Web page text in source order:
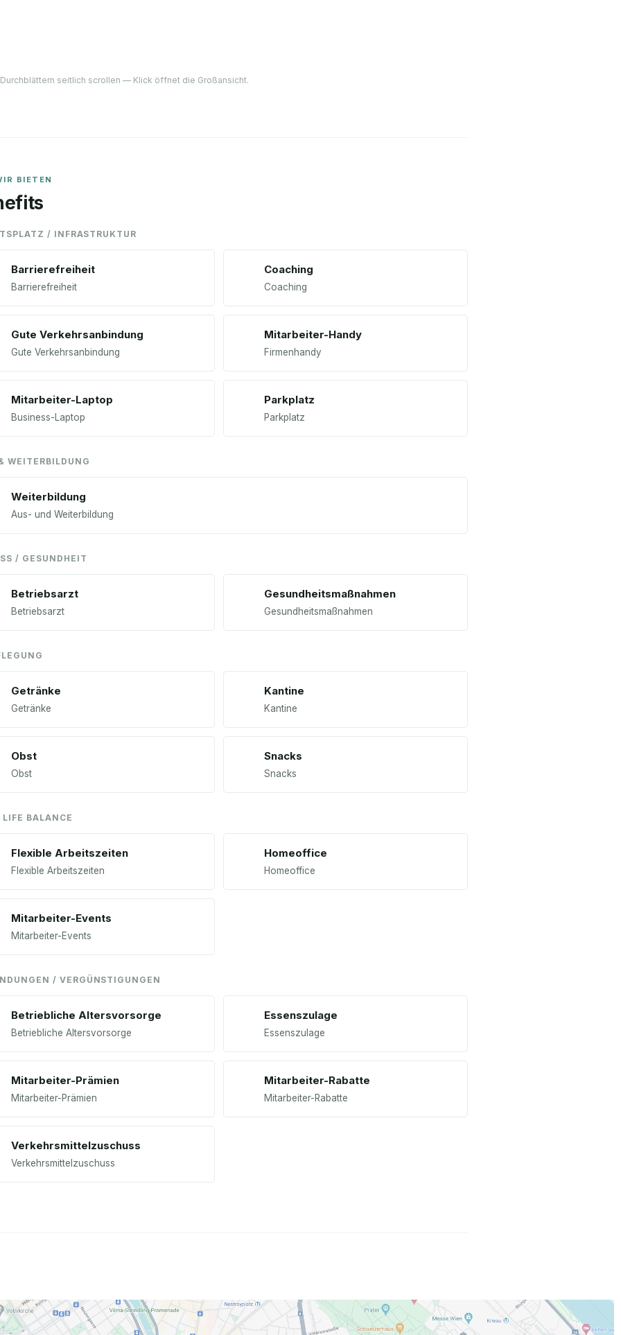
seitlich scrollen — Klick öffnet die Großansicht.
BIETEN
/ INFRASTRUKTUR
Barrierefreiheit
Barrierefreiheit
Coaching
Coaching
Gute Verkehrsanbindung
Gute Verkehrsanbindung
Mitarbeiter-Handy
Firmenhandy
Mitarbeiter-Laptop
Business-Laptop
Parkplatz
Parkplatz
WEITERBILDUNG
Weiterbildung
Aus- und Weiterbildung
/ GESUNDHEIT
Betriebsarzt
Betriebsarzt
Gesundheitsmaßnahmen
Gesundheitsmaßnahmen
Getränke
Getränke
Kantine
Kantine
Obst
Obst
Snacks
Snacks
LIFE BALANCE
Flexible Arbeitszeiten
Flexible Arbeitszeiten
Homeoffice
Homeoffice
Mitarbeiter-Events
Mitarbeiter-Events
/ VERGÜNSTIGUNGEN
Betriebliche Altersvorsorge
Betriebliche Altersvorsorge
Essenszulage
Essenszulage
Mitarbeiter-Prämien
Mitarbeiter-Prämien
Mitarbeiter-Rabatte
Mitarbeiter-Rabatte
Verkehrsmittelzuschuss
Verkehrsmittelzuschuss